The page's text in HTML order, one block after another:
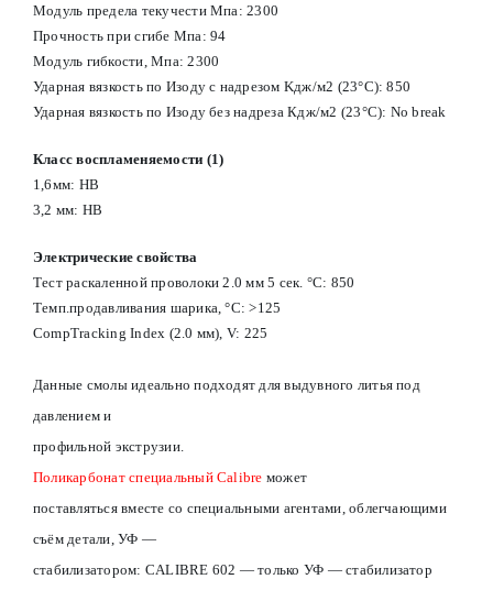
Модуль предела текучести Мпа: 2300
Прочность при сгибе Мпа: 94
Модуль гибкости, Мпа: 2300
Ударная вязкость по Изоду с надрезом Kдж/м2 (23°С): 850
Ударная вязкость по Изоду без надреза Кдж/м2 (23°С): No break
Класс воспламеняемости (1)
1,6мм: HB
3,2 мм: HB
Электрические свойства
Тест раскаленной проволоки 2.0 мм 5 сек. °С: 850
Темп.продавливания шарика, °С: >125
CompTracking Index (2.0 мм), V: 225
Данные смолы идеально подходят для выдувного литья под
давлением и
профильной экструзии.
Поликарбонат cпециальный Calibre может
поставляться вместе со специальными агентами, облегчающими
съём детали, УФ —
стабилизатором: CALIBRE 602 — только УФ — стабилизатор